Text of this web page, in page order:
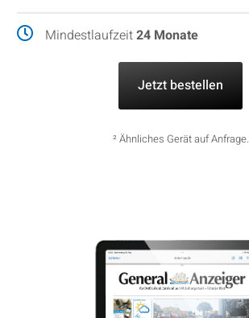
Mindestlaufzeit24 Monate
Jetzt bestellen
² Ähnliches Gerät auf Anfrage.